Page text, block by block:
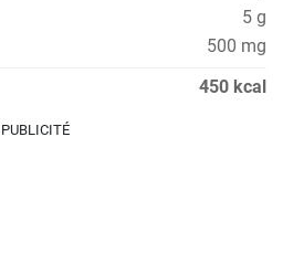
5 g
500 mg
450 kcal
PUBLICITÉ